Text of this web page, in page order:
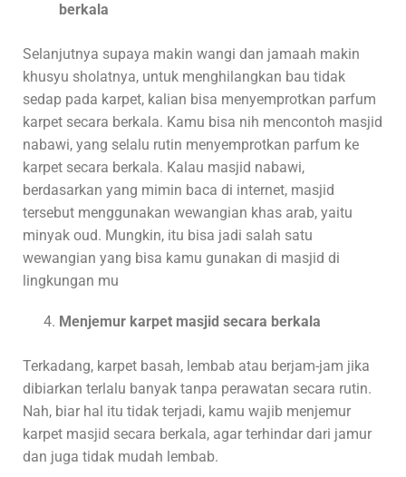
berkala
Selanjutnya supaya makin wangi dan jamaah makin
khusyu sholatnya, untuk menghilangkan bau tidak
sedap pada karpet, kalian bisa menyemprotkan parfum
karpet secara berkala. Kamu bisa nih mencontoh masjid
nabawi, yang selalu rutin menyemprotkan parfum ke
karpet secara berkala. Kalau masjid nabawi,
berdasarkan yang mimin baca di internet, masjid
tersebut menggunakan wewangian khas arab, yaitu
minyak oud. Mungkin, itu bisa jadi salah satu
wewangian yang bisa kamu gunakan di masjid di
lingkungan mu
Menjemur karpet masjid secara berkala
Terkadang, karpet basah, lembab atau berjam-jam jika
dibiarkan terlalu banyak tanpa perawatan secara rutin.
Nah, biar hal itu tidak terjadi, kamu wajib menjemur
karpet masjid secara berkala, agar terhindar dari jamur
dan juga tidak mudah lembab.